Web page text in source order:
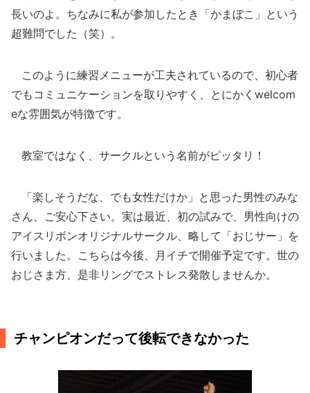
長いのよ。ちなみに私が参加したとき「かまぼこ」という
超難問でした（笑）。
このように練習メニューが工夫されているので、初心者
でもコミュニケーションを取りやすく、とにかくwelcom
eな雰囲気が特徴です。
教室ではなく、サークルという名前がピッタリ！
「楽しそうだな、でも女性だけか」と思った男性のみな
さん、ご安心下さい。実は最近、初の試みで、男性向けの
アイスリボンオリジナルサークル、略して「おじサー」を
行いました。こちらは今後、月イチで開催予定です。世の
おじさま方、是非リングでストレス発散しませんか。
チャンピオンだって後転できなかった